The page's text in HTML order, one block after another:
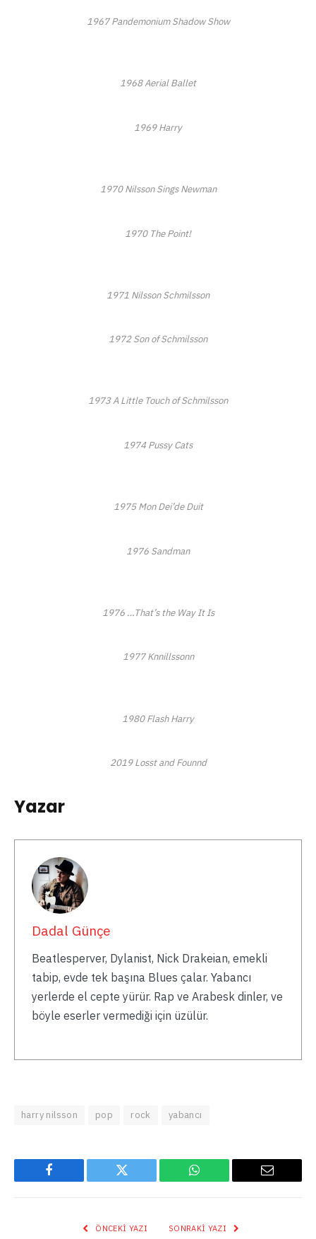
1967 Pandemonium Shadow Show
1968Aerial Ballet
1969 Harry
1970Nilsson Sings Newman
1970 The Point!
1971 Nilsson Schmilsson
1972 Son of Schmilsson
1973 A Little Touch of Schmilsson
1974 Pussy Cats
1975 Mon Dei’de Duit
1976 Sandman
1976 …That’s the Way It Is
1977 Knnillssonn
1980 Flash Harry
2019 Losst and Founnd
Yazar
Dadal Günçe
Beatlesperver, Dylanist, Nick Drakeian, emekli
tabip, evde tek başına Blues çalar. Yabancı
yerlerde el cepte yürür. Rap ve Arabesk dinler, ve
böyle eserler vermediği için üzülür.
harry nilsson pop rock yabancı
Facebook Twitter WhatsApp Email
ÖNCEKI YAZI SONRAKI YAZI